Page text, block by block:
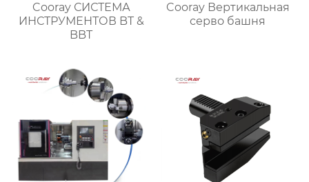
Cooray СИСТЕМА
ИНСТРУМЕНТОВ BT &
BBT
Cooray Вертикальная
серво башня